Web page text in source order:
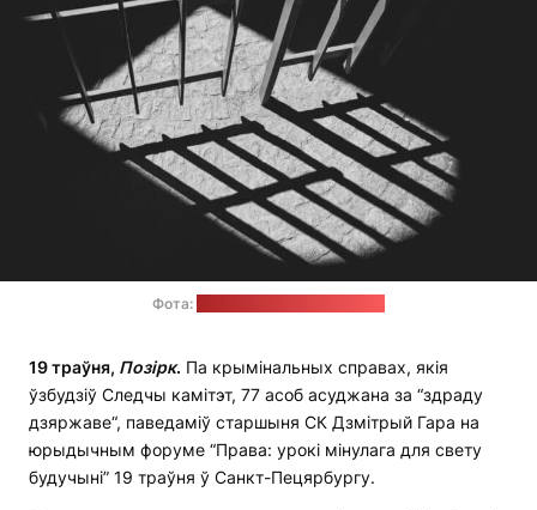
Фота:
19траўня, Позірк. Па крымінальных справах, якія
ўзбудзіў Следчы камітэт, 77 асоб асуджана за “здраду
дзяржаве“, паведаміў старшыня СК Дзмітрый Гара на
юрыдычным форуме “Права: урокі мінулага для свету
будучыні” 19 траўня ў Санкт-Пецярбургу.